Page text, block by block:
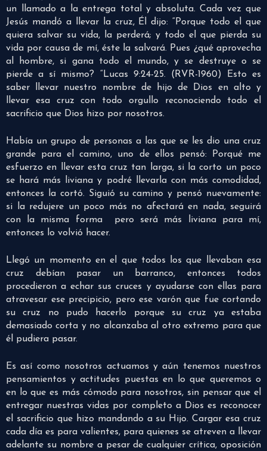
un llamado a la entrega total y absoluta. Cada vez que
Jesús mandó a llevar la cruz, Él dijo: “Porque todo el que
quiera salvar su vida, la perderá; y todo el que pierda su
vida por causa de mí, éste la salvará. Pues ¿qué aprovecha
al hombre, si gana todo el mundo, y se destruye o se
pierde a sí mismo? “Lucas 9:24-25. (RVR-1960) Esto es
saber llevar nuestro nombre de hijo de Dios en alto y
llevar esa cruz con todo orgullo reconociendo todo el
sacrificio que Dios hizo por nosotros.
Había un grupo de personas a las que se les dio una cruz
grande para el camino, uno de ellos pensó: Porqué me
esfuerzo en llevar esta cruz tan larga, si la corto un poco
se hará más liviana y podré llevarla con más comodidad,
entonces la cortó. Siguió su camino y pensó nuevamente:
si la redujere un poco más no afectará en nada, seguirá
con la misma forma pero será más liviana para mí,
entonces lo volvió hacer.
Llegó un momento en el que todos los que llevaban esa
cruz debían pasar un barranco, entonces todos
procedieron a echar sus cruces y ayudarse con ellas para
atravesar ese precipicio, pero ese varón que fue cortando
su cruz no pudo hacerlo porque su cruz ya estaba
demasiado corta y no alcanzaba al otro extremo para que
él pudiera pasar.
Es así como nosotros actuamos y aún tenemos nuestros
pensamientos y actitudes puestas en lo que queremos o
en lo que es más cómodo para nosotros, sin pensar que el
entregar nuestras vidas por completo a Dios es reconocer
el sacrificio que hizo mandando a su Hijo. Cargar esa cruz
cada día es para valientes, para quienes se atreven a llevar
adelante su nombre a pesar de cualquier crítica, oposición